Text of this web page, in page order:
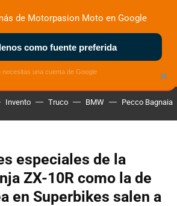
DEPORTIVAS MOTOS ELÉCTRICAS
Invento Truco BMW Pecco Bagnaia
especiales de la
ZX-10R como la de
en Superbikes salen a
×
de Motorpasion Moto en Google
como fuente preferida
necesitas una cuenta de Google